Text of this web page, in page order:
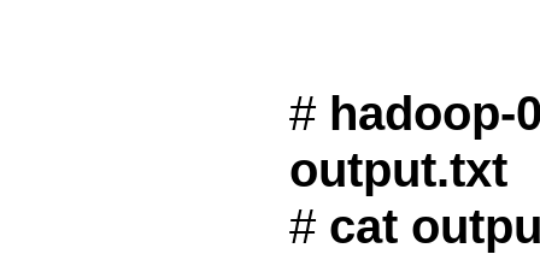
# hadoop-
output.txt
# cat